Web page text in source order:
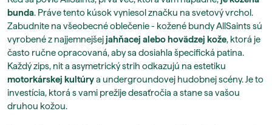
bunda. Práve tento kúsok vyniesol značku na svetový vrchol.
Zabudnite na všeobecné oblečenie - kožené bundy AllSaints sú
vyrobené z najjemnejšejjahňacej alebo hovädzej kože, ktorá je
často ručne opracovaná, aby sa dosiahla špecifická patina.
Každý zips, nit a asymetrický strih odkazujú na estetiku
motorkárskej kultúrya undergroundovej hudobnej scény. Je to
investícia, ktorá s vami prežije desaťročia a stane sa vašou
druhou kožou.